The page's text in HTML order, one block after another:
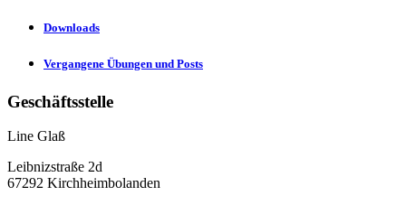
Downloads
Vergangene Übungen und Posts
Geschäftsstelle
Line Glaß
Leibnizstraße 2d
67292 Kirchheimbolanden